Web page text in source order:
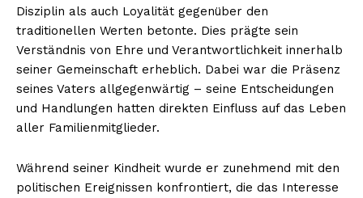
Disziplin als auch Loyalität gegenüber den
traditionellen Werten betonte. Dies prägte sein
Verständnis von Ehre und Verantwortlichkeit innerhalb
seiner Gemeinschaft erheblich. Dabei war die Präsenz
seines Vaters allgegenwärtig – seine Entscheidungen
und Handlungen hatten direkten Einfluss auf das Leben
aller Familienmitglieder.
Während seiner Kindheit wurde er zunehmend mit den
politischen Ereignissen konfrontiert, die das Interesse